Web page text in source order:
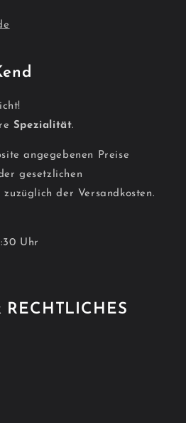
Spezialität.
angegebenen Preise
gesetzlichen
der Versandkosten.
Uhr